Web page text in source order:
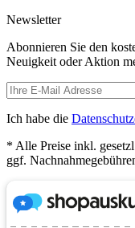
Newsletter
Abonnieren Sie den
Neuigkeit oder Aktion
Ich habe die
* Alle Preise inkl.
ggf.